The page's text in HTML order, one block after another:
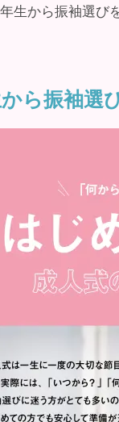
生から振袖選び
ら振袖選